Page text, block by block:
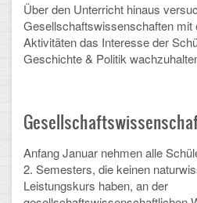
Infos zum Schulalltag
Was uns wichtig ist
Sanierung
Schulpartnerschaft
Historisches
Über den Unterricht hinaus
Gesellschaftswissenschaften mit
Aktivitäten das Interesse der
Geschichte & Politik
Anfang Januar nehmen alle
2. Semesters, die keinen
Leistungskurs haben, an der